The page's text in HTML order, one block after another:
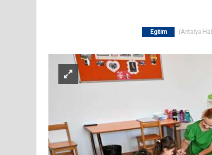
Egitim (Antalya